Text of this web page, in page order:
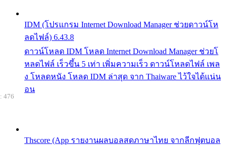
IDM (โปรแกรม Internet Download Manager ช่วยดาวน์โห
ลดไฟล์) 6.43.8
ดาวน์โหลด IDM โหลด Internet Download Manager ช่วยโ
หลดไฟล์ เร็วขึ้น 5 เท่า เพิ่มความเร็ว ดาวน์โหลดไฟล์ เพล
ง โหลดหนัง โหลด IDM ล่าสุด จาก Thaiware ไว้ใจได้แน่น
อน
Thscore (App รายงานผลบอลสดภาษาไทย จากลีกฟุตบอล
476